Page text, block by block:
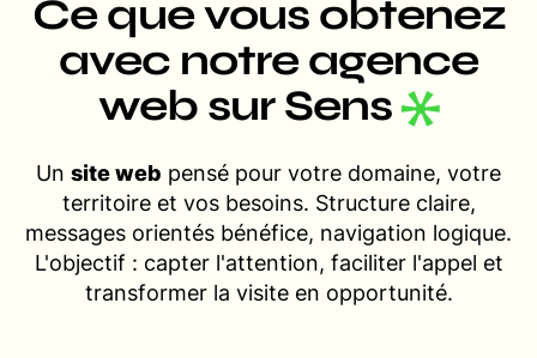
Ce que vous obtenez
avec notre agence
web sur Sens
Un site web pensé pour votre domaine, votre
territoire et vos besoins. Structure claire,
messages orientés bénéfice, navigation logique.
L'objectif : capter l'attention, faciliter l'appel et
transformer la visite en opportunité.